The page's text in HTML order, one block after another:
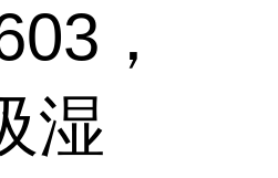
，
湿